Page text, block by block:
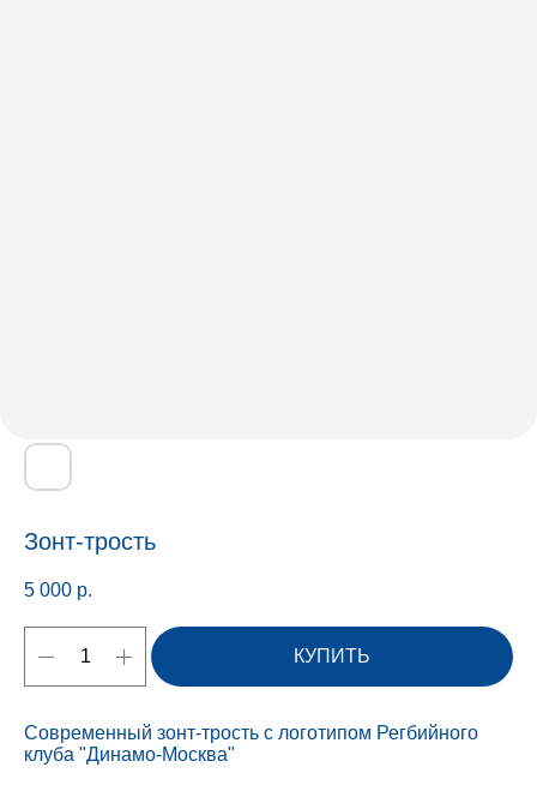
Зонт-трость
5 000 р.
КУПИТЬ
Современный зонт-трость с логотипом Регбийного
клуба "Динамо-Москва"